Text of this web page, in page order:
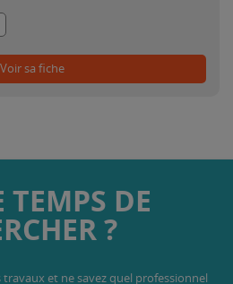
Voir sa fiche
TEMPS DE
?
et ne savez quel professionnel